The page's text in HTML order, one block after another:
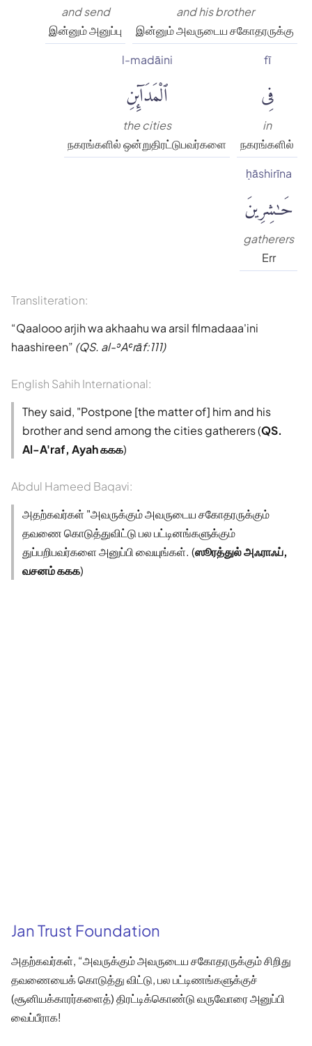
and his brother
இன்னும் அவருடைய சகோதரருக்கு
and send
இன்னும் அனுப்பு
fī
فِى
in
நகரங்களில்
l-madāini
ٱلْمَدَآئِنِ
the cities
நகரங்களில் ஒன்றுதிரட்டுபவர்களை
ḥāshirīna
حَٰشِرِينَ
gatherers
Err
Transliteration:
Qaalooo arjih wa akhaahu wa arsil filmadaaa'ini
haashireen (QS. al-ʾAʿrāf:111)
English Sahih International:
They said, "Postpone [the matter of] him and his
brother and send among the cities gatherers (QS.
Al-A'raf, Ayah ௧௧௧)
Abdul Hameed Baqavi:
அதற்கவர்கள் "அவருக்கும் அவருடைய சகோதரருக்கும்
தவணை கொடுத்துவிட்டு பல பட்டினங்களுக்கும்
துப்பறிபவர்களை அனுப்பி வையுங்கள். (ஸூரத்துல் அஃராஃப்,
வசனம் ௧௧௧)
Jan Trust Foundation
அதற்கவர்கள், “அவருக்கும் அவருடைய சகோதரருக்கும் சிறிது
தவணையைக் கொடுத்து விட்டு, பல பட்டிணங்களுக்குச்
(சூனியக்காரர்களைத்) திரட்டிக்கொண்டு வருவோரை அனுப்பி
வைப்பீராக!